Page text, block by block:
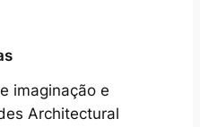
imaginação e
Architectural